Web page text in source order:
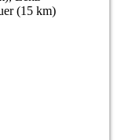
(15 km)